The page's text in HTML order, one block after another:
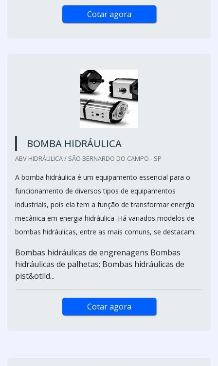
Cotar agora
BOMBA HIDRÁULICA
ABV HIDRÁULICA / SÃO BERNARDO DO CAMPO - SP
A bomba hidráulica é um equipamento essencial para o
funcionamento de diversos tipos de equipamentos
industriais, pois ela tem a função de transformar energia
mecânica em energia hidráulica. Há variados modelos de
bombas hidráulicas, entre as mais comuns, se destacam:
Bombas hidráulicas de engrenagens Bombas
hidráulicas de palhetas; Bombas hidráulicas de
pist&otild...
Cotar agora